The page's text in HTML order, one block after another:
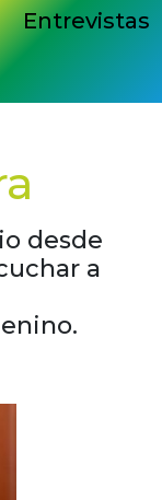
Entrevistas
desde
a